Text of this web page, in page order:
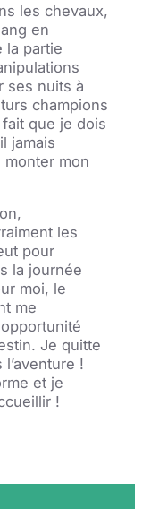
les chevaux,
en
la partie
ses nuits à
champions
que je dois
jamais
monter mon
les
pour
la journée
moi, le
me
Je quitte
!
et je
!